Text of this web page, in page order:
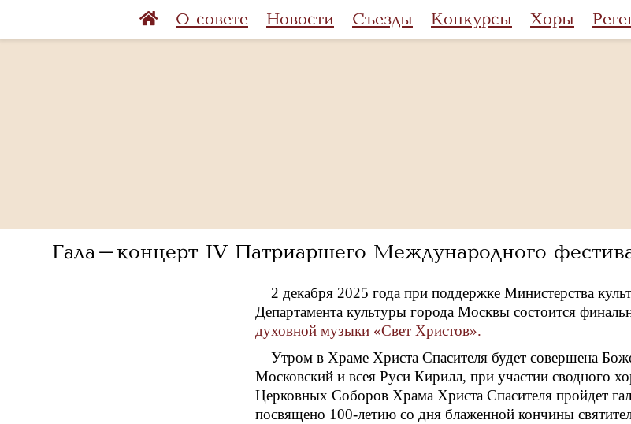
О совете Новости Съезды Конкурсы Хоры
Гала-концерт IV Патриаршего Международного
2 декабря 2025 года при поддержке Министерства
Департамента культуры города Москвы состоится
духовной музыки «Свет Христов».
Утром в Храме Христа Спасителя будет совершена
Московский и всея Руси Кирилл, при участии сводного
Церковных Соборов Храма Христа Спасителя пройдет
посвящено 100-летию со дня блаженной кончины